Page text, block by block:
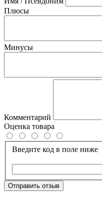
Плюсы
Минусы
Комментарий
Оценка товара
Введите код в поле ниже
Отправить отзыв